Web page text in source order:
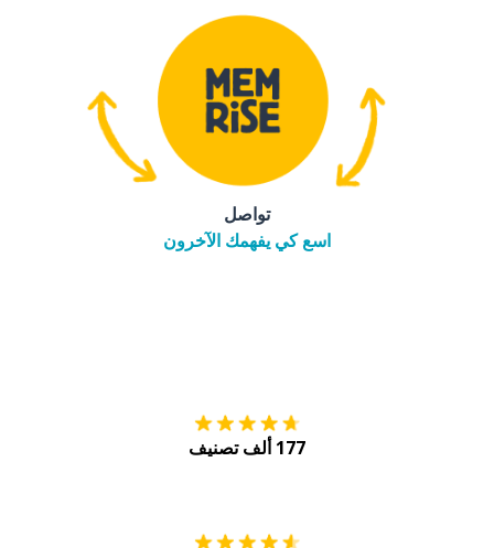
تواصل
اسع كي يفهمك الآخرون
177 ألف تصنيف